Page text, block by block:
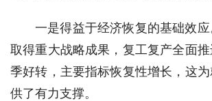
一是得益于经济恢复的基础效
取得重大战略成果，复工复产全面
季好转，主要指标恢复性增长，这
供了有力支撑。